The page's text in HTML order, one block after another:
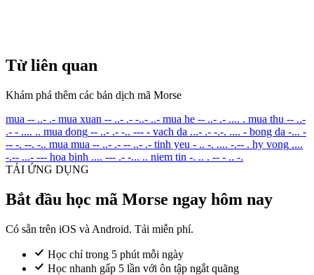
Từ liên quan
Khám phá thêm các bản dịch mã Morse
mua -- ..- .- mua xuan -- ..- .- -..- ..- mua he -- ..- .- .... . mua thu -- ..-
.- - .... .. mua dong -- ..- .- -.. --- - vach da ...- .- -.-. .... - bong da -... -
-- -. --. -.. mua mua -- ..- .- -- ..- .- tinh yeu - .. -. .... -.-- . hy vong ....
-.-- ...- --- hoa binh .... --- .- -... .. niem tin -. .. . -- - .. -.
TẢI ỨNG DỤNG
Bắt đầu học mã Morse ngay hôm nay
Có sẵn trên iOS và Android. Tải miễn phí.
Học chỉ trong 5 phút mỗi ngày
Học nhanh gấp 5 lần với ôn tập ngắt quãng